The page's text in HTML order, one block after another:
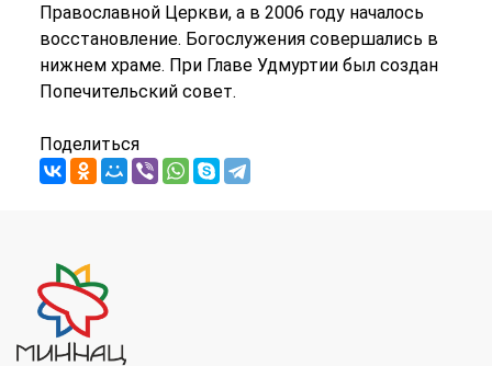
Православной Церкви, а в 2006 году началось
восстановление. Богослужения совершались в
нижнем храме. При Главе Удмуртии был создан
Попечительский совет.
Поделиться